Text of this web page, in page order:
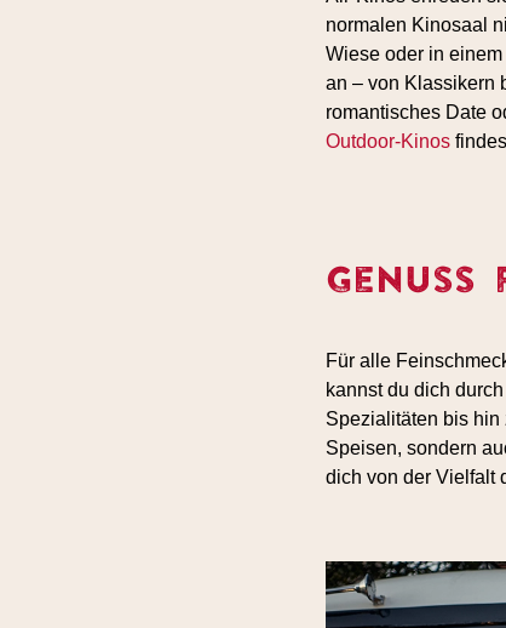
normalen Kinosaal
Wiese oder in
an – von Klassikern
romantisches Date
Outdoor-Kinos
Für alle
kannst du dich
Spezialitäten bis
Speisen, sondern
dich von der Vielfalt